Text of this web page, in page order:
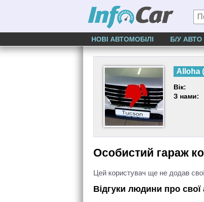
НОВІ АВТОМОБІЛІ Б/У АВТО
Alloha (
Вік:
З нами:
Особистий гараж
Цей користувач ще не додав
Відгуки людини про свої